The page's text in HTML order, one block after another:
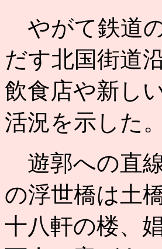
やがて鉄道
だす北国街道
飲食店や新し
活況を示した。
遊郭への直
の浮世橋は土
十八軒の楼、